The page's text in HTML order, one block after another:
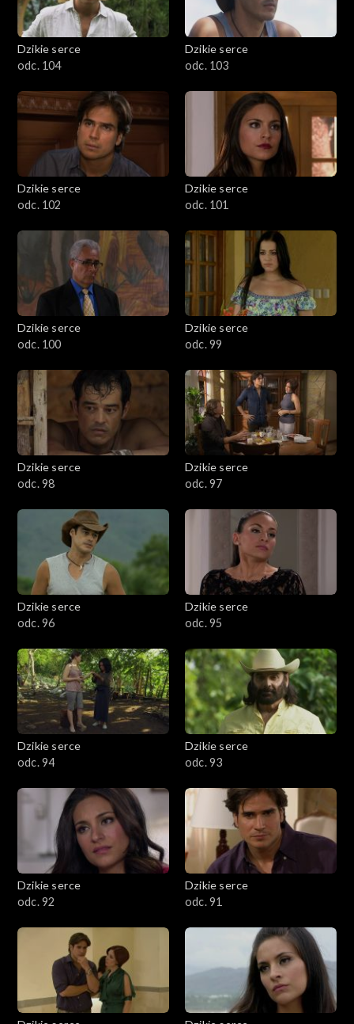
Dzikie serce
odc. 104
Dzikie serce
odc. 103
Dzikie serce
odc. 102
Dzikie serce
odc. 101
Dzikie serce
odc. 100
Dzikie serce
odc. 99
Dzikie serce
odc. 98
Dzikie serce
odc. 97
Dzikie serce
odc. 96
Dzikie serce
odc. 95
Dzikie serce
odc. 94
Dzikie serce
odc. 93
Dzikie serce
odc. 92
Dzikie serce
odc. 91